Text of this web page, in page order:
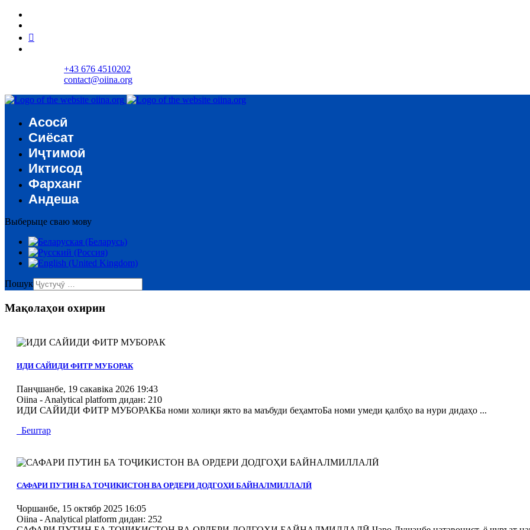
+43 676 4510202
contact@oiina.org
Асосӣ
Сиёсат
Иҷтимоӣ
Иктисод
Фарханг
Андеша
Выберыце сваю мову
Пошук
Мақолаҳои охирин
ИДИ САЙИДИ ФИТР МУБОРАК
Панҷшанбе, 19 сакавіка 2026 19:43
Oiina - Analytical platform дидан: 210
ИДИ САЙИДИ ФИТР МУБОРАКБа номи холиқи якто ва маъбуди беҳамтоБа номи умеди қалбҳо ва нури дидаҳо ...
Бештар
САФАРИ ПУТИН БА ТОҶИКИСТОН ВА ОРДЕРИ ДОДГОҲИ БАЙНАЛМИЛЛАЛӢ
Чоршанбе, 15 октябр 2025 16:05
Oiina - Analytical platform дидан: 252